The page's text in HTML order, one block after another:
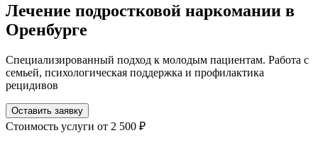
Лечение подростковой наркомании в
Оренбурге
Специализированный подход к молодым пациентам. Работа с
семьей, психологическая поддержка и профилактика
рецидивов
Оставить заявку
Стоимость услуги от 2 500 ₽